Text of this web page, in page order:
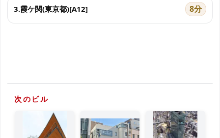
3.霞ケ関(東京都)[A12] 8分
次のビル